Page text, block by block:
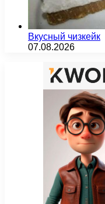
Вкусный чизкейк
07.08.2026